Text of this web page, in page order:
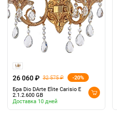
26 060 ₽ 32 575 ₽
-20%
Бра Dio DArte Elite Carisio E
2.1.2.600 GB
Доставка 10 дней